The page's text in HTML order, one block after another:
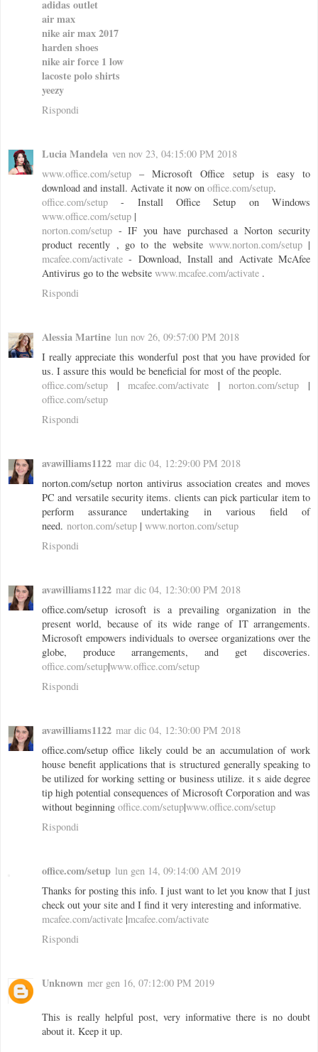
adidas outlet
air max
nike air max 2017
harden shoes
nike air force 1 low
lacoste polo shirts
yeezy
Rispondi
Lucia Mandela ven nov 23, 04:15:00 PM 2018
www.office.com/setup – Microsoft Office setup is easy to
download and install. Activate it now on office.com/setup.
office.com/setup - Install Office Setup on Windows
www.office.com/setup |
norton.com/setup - IF you have purchased a Norton security
product recently , go to the website www.norton.com/setup|
mcafee.com/activate - Download, Install and Activate McAfee
Antivirus go to the website www.mcafee.com/activate .
Rispondi
Alessia Martine lun nov 26, 09:57:00 PM 2018
I really appreciate this wonderful post that you have provided for
us. I assure this would be beneficial for most of the people.
office.com/setup |mcafee.com/activate |norton.com/setup |
office.com/setup
Rispondi
avawilliams1122 mar dic 04, 12:29:00 PM 2018
norton.com/setup norton antivirus association creates and moves
PC and versatile security items. clients can pick particular item to
perform assurance undertaking in various field of
need. norton.com/setup | www.norton.com/setup
Rispondi
avawilliams1122 mar dic 04, 12:30:00 PM 2018
office.com/setup icrosoft is a prevailing organization in the
present world, because of its wide range of IT arrangements.
Microsoft empowers individuals to oversee organizations over the
globe, produce arrangements, and get discoveries.
office.com/setup|www.office.com/setup
Rispondi
avawilliams1122 mar dic 04, 12:30:00 PM 2018
office.com/setup office likely could be an accumulation of work
house benefit applications that is structured generally speaking to
be utilized for working setting or business utilize. it s aide degree
tip high potential consequences of Microsoft Corporation and was
without beginning office.com/setup|www.office.com/setup
Rispondi
office.com/setup lun gen 14, 09:14:00 AM 2019
Thanks for posting this info. I just want to let you know that I just
check out your site and I find it very interesting and informative.
mcafee.com/activate |mcafee.com/activate
Rispondi
Unknown mer gen 16, 07:12:00 PM 2019
This is really helpful post, very informative there is no doubt
about it. Keep it up.